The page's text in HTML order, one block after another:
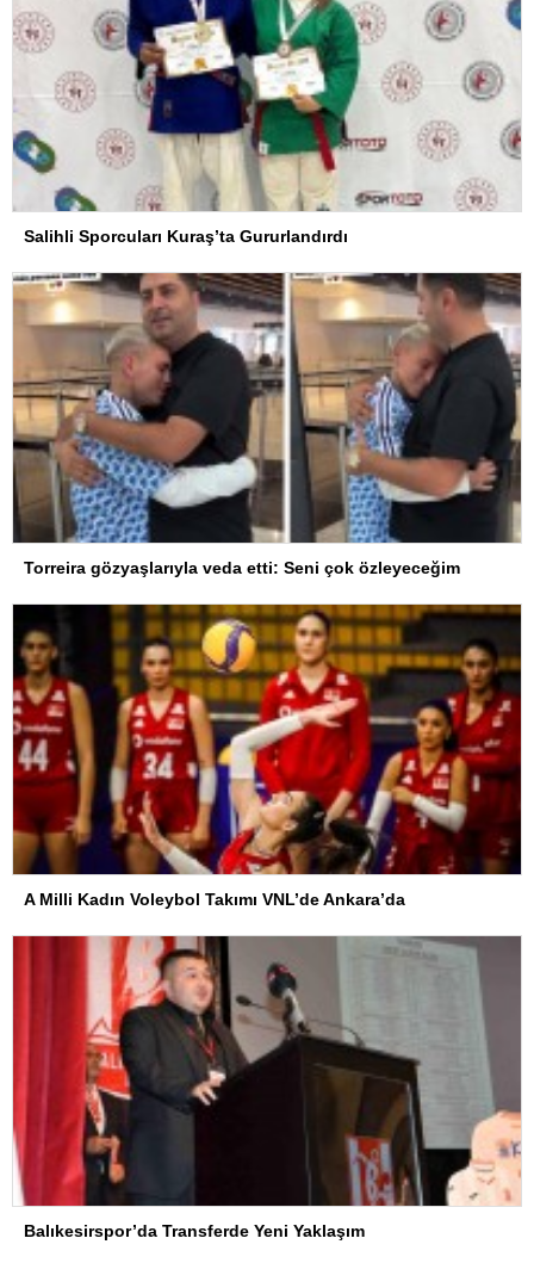
Salihli Sporcuları Kuraş’ta Gururlandırdı
Torreira gözyaşlarıyla veda etti: Seni çok özleyeceğim
A Milli Kadın Voleybol Takımı VNL’de Ankara’da
Balıkesirspor’da Transferde Yeni Yaklaşım